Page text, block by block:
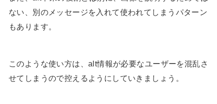
ない、別のメッセージを入れて使われてしまうパターン
もあります。
このような使い方は、alt情報が必要なユーザーを混乱さ
せてしまうので控えるようにしていきましょう。